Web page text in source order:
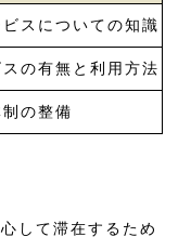
対応客室
スについての知識
の有無と利用方法
の整備
して滞在するため